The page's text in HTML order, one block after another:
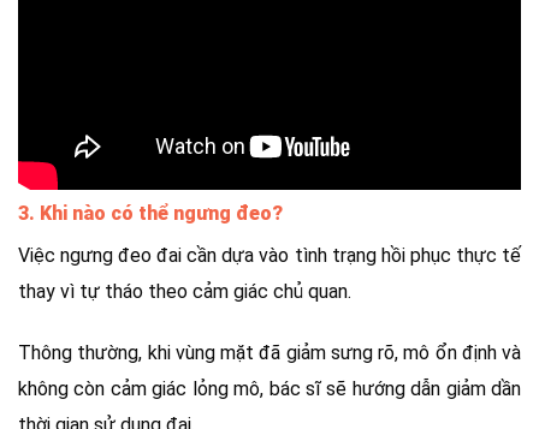
3. Khi nào có thể ngưng đeo?
Việc ngưng đeo đai cần dựa vào tình trạng hồi phục thực tế
thay vì tự tháo theo cảm giác chủ quan.
Thông thường, khi vùng mặt đã giảm sưng rõ, mô ổn định và
không còn cảm giác lỏng mô, bác sĩ sẽ hướng dẫn giảm dần